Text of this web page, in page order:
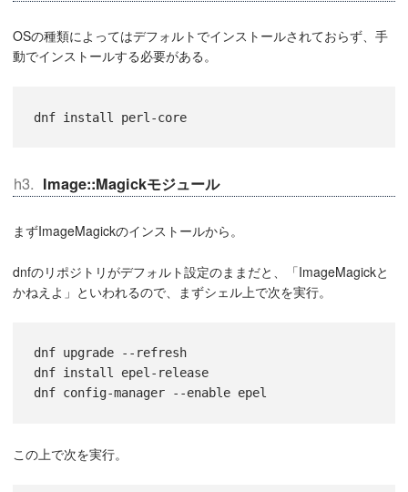
OSの種類によってはデフォルトでインストールされておらず、手
動でインストールする必要がある。
dnf install perl-core
Image::Magickモジュール
まずImageMagickのインストールから。
dnfのリポジトリがデフォルト設定のままだと、「ImageMagickと
かねえよ」といわれるので、まずシェル上で次を実行。
dnf upgrade --refresh
dnf install epel-release
dnf config-manager --enable epel
この上で次を実行。